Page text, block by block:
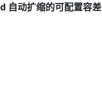
自动扩缩的可配置容差